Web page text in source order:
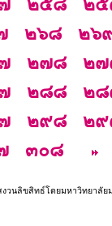
๒๖๘
๒๖
๒๗๘
๒
๒๘๘
๒
๒๙๘
๒
๓๐๘
งวนลิขสิทธ์โดยมหาวิทยาลั